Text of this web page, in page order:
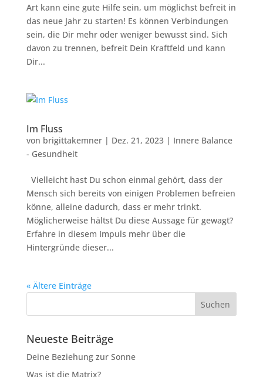
Art kann eine gute Hilfe sein, um möglichst befreit in
das neue Jahr zu starten! Es können Verbindungen
sein, die Dir mehr oder weniger bewusst sind. Sich
davon zu trennen, befreit Dein Kraftfeld und kann
Dir...
Im Fluss
von brigittakemner| Dez. 21, 2023| Innere Balance
- Gesundheit
Vielleicht hast Du schon einmal gehört, dass der
Mensch sich bereits von einigen Problemen befreien
könne, alleine dadurch, dass er mehr trinkt.
Möglicherweise hältst Du diese Aussage für gewagt?
Erfahre in diesem Impuls mehr über die
Hintergründe dieser...
« Ältere Einträge
Neueste Beiträge
Deine Beziehung zur Sonne
Was ist die Matrix?